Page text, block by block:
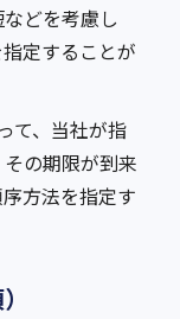
どを考慮し
定することが
て、当社が指
の期限が到来
方法を指定す